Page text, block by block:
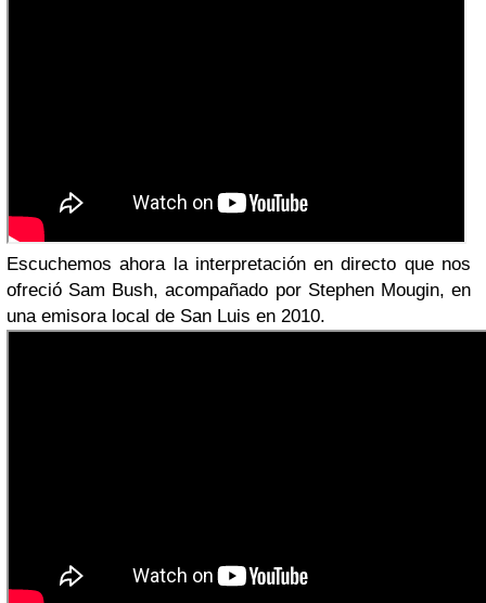
Escuchemos ahora la interpretación en directo que nos
ofreció Sam Bush, acompañado por Stephen Mougin, en
una emisora local de San Luis en 2010.